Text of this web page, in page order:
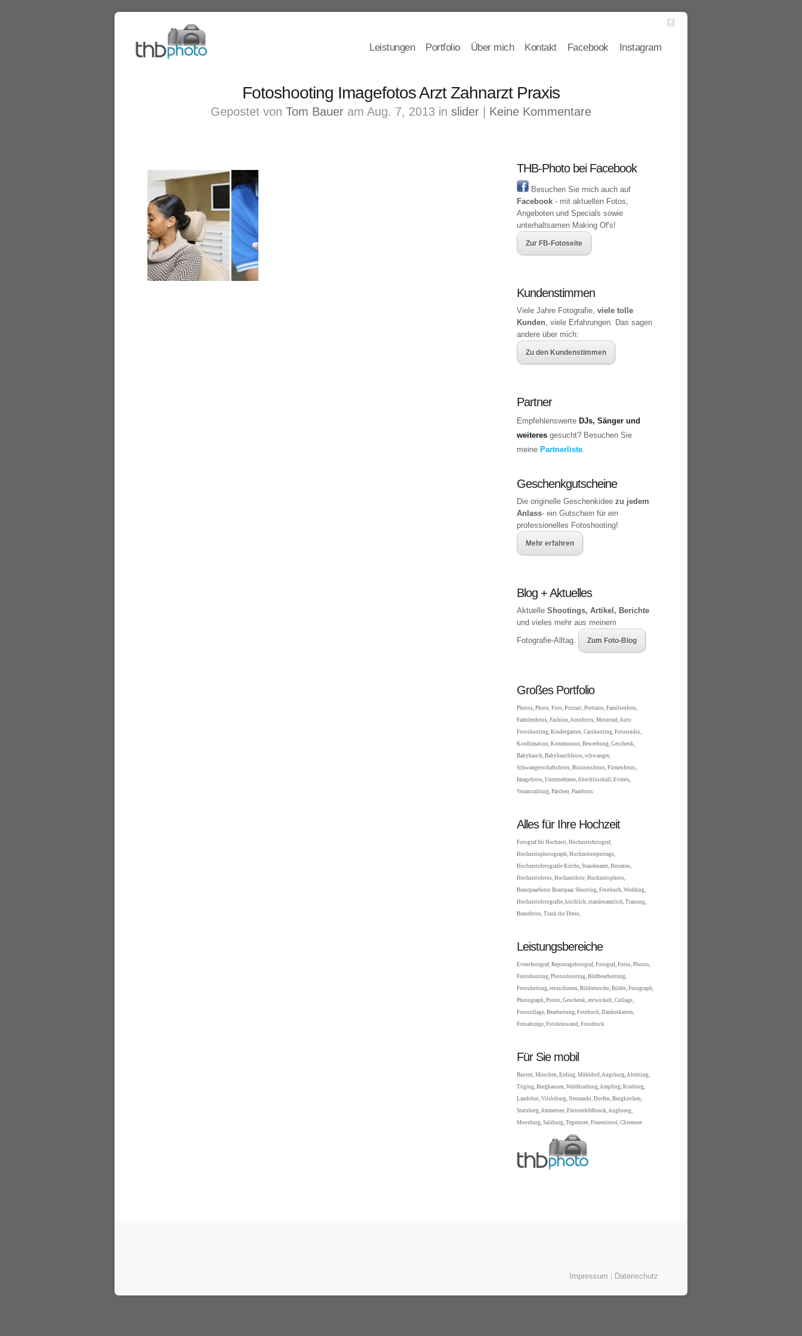
Leistungen Portfolio Über mich Kontakt Facebook Instagram
Fotoshooting Imagefotos Arzt Zahnarzt Praxis
Gepostet von Tom Bauer am Aug. 7, 2013 in slider Keine Kommentare
THB-Photo bei Facebook
Besuchen Sie mich auch auf
Facebook - mit aktuellen Fotos,
Angeboten und Specials sowie
unterhaltsamen Making Of's!
Zur FB-Fotoseite
Kundenstimmen
Viele Jahre Fotografie, viele tolle
Kunden, viele Erfahrungen. Das sagen
andere über mich:
Zu den Kundenstimmen
Partner
Empfehlenswerte DJs, Sänger und
weiteres gesucht? Besuchen Sie
meine Partnerliste.
Geschenkgutscheine
Die originelle Geschenkidee zu jedem
Anlass- ein Gutschein für ein
professionelles Fotoshooting!
Mehr erfahren
Blog + Aktuelles
Aktuelle Shootings, Artikel, Berichte
und vieles mehr aus meinem
Fotografie-Alltag.
Zum Foto-Blog
Großes Portfolio
Photos, Photo, Foto, Portrait, Portraits, Familienfoto,
Familenfotos, Fashion, Autofotos, Motorrad, Auto
Fotoshooting, Kindergarten, Carshooting, Fotostudio,
Konfirmation, Kommunion, Bewerbung, Geschenk,
Babybauch, Babybauchfotos, schwanger,
Schwangerschaftsfotos, Businessfotos, Firmenfotos,
Imagefotos, Unternehmen, Abschlussball, Events,
Veranstaltung, Pärchen, Paarfotos
Alles für Ihre Hochzeit
Fotograf für Hochzeit, Hochzeitsfotograf,
Hochzeitsphotograph, Hochzeitsreportage,
Hochzeitsfotografie Kirche, Standesamt, Heiraten,
Hochzeitsfotos, Hochzeitfoto, Hochzeitsphoto,
Brautpaarfotos Brautpaar Shooting, Fotobuch, Wedding,
Hochzeitsfotografie, kirchlich, standesamtlich, Trauung,
Brautfotos, Trash the Dress,
Leistungsbereiche
Eventfotograf, Reportagefotograf, Fotograf, Fotos, Photos,
Fotoshooting, Photoshooting, Bildbearbeitung,
Fotoshotting, retuschieren, Bildretusche, Bilder, Fotograph,
Photograph, Poster, Geschenk, entwickelt, Collage,
Fotocollage, Bearbeitung, Fotobuch, Dankeskarten,
Fotoabzüge, Fotoleinwand, Fotodruck
Für Sie mobil
Bayern, München, Erding, Mühldorf, Augsburg, Altötting,
Töging, Burghausen, Waldkraiburg, Ampfing, Kraiburg,
Landshut, Vilsbiburg, Neumarkt, Dorfen, Burgkirchen,
Starnberg, Ammersee, Fürstenfeldbruck, Augbsurg,
Moosburg, Salzburg, Tegernsee, Fraueninsel, Chiemsee
Impressum Datenschutz